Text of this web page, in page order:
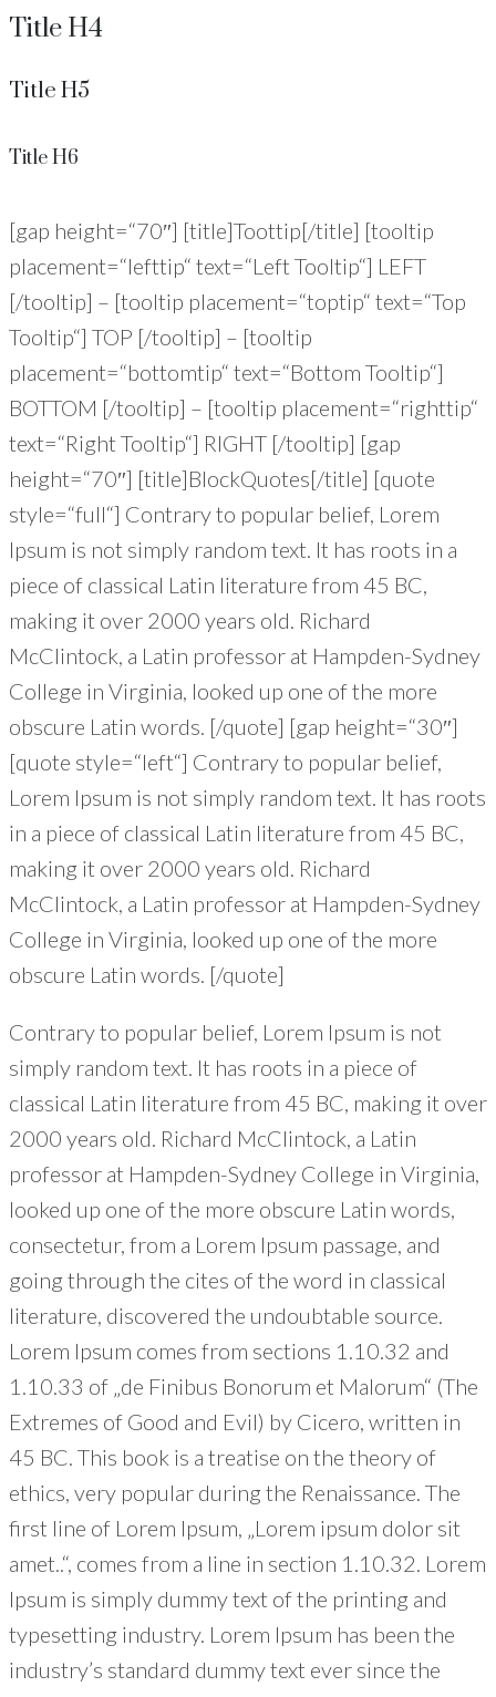
Title H4
Title H5
Title H6
[gap height=“70″] [title]Toottip[/title] [tooltip
placement=“lefttip“ text=“Left Tooltip“] LEFT
[/tooltip] – [tooltip placement=“toptip“ text=“Top
Tooltip“] TOP [/tooltip] – [tooltip
placement=“bottomtip“ text=“Bottom Tooltip“]
BOTTOM [/tooltip] – [tooltip placement=“righttip“
text=“Right Tooltip“] RIGHT [/tooltip] [gap
height=“70″] [title]BlockQuotes[/title] [quote
style=“full“] Contrary to popular belief, Lorem
Ipsum is not simply random text. It has roots in a
piece of classical Latin literature from 45 BC,
making it over 2000 years old. Richard
McClintock, a Latin professor at Hampden-Sydney
College in Virginia, looked up one of the more
obscure Latin words. [/quote] [gap height=“30″]
[quote style=“left“] Contrary to popular belief,
Lorem Ipsum is not simply random text. It has roots
in a piece of classical Latin literature from 45 BC,
making it over 2000 years old. Richard
McClintock, a Latin professor at Hampden-Sydney
College in Virginia, looked up one of the more
obscure Latin words. [/quote]
Contrary to popular belief, Lorem Ipsum is not
simply random text. It has roots in a piece of
classical Latin literature from 45 BC, making it over
2000 years old. Richard McClintock, a Latin
professor at Hampden-Sydney College in Virginia,
looked up one of the more obscure Latin words,
consectetur, from a Lorem Ipsum passage, and
going through the cites of the word in classical
literature, discovered the undoubtable source.
Lorem Ipsum comes from sections 1.10.32 and
1.10.33 of „de Finibus Bonorum et Malorum“ (The
Extremes of Good and Evil) by Cicero, written in
45 BC. This book is a treatise on the theory of
ethics, very popular during the Renaissance. The
first line of Lorem Ipsum, „Lorem ipsum dolor sit
amet..“, comes from a line in section 1.10.32. Lorem
Ipsum is simply dummy text of the printing and
typesetting industry. Lorem Ipsum has been the
industry’s standard dummy text ever since the